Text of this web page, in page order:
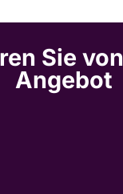
Sie
Angebot